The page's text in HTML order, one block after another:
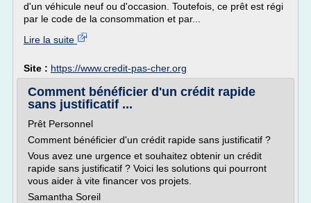
d'un véhicule neuf ou d'occasion. Toutefois, ce prêt est régi
par le code de la consommation et par...
Lire la suite
Site : https://www.credit-pas-cher.org
Comment bénéficier d'un crédit rapide
sans justificatif ...
Prêt Personnel
Comment bénéficier d'un crédit rapide sans justificatif ?
Vous avez une urgence et souhaitez obtenir un crédit
rapide sans justificatif ? Voici les solutions qui pourront
vous aider à vite financer vos projets.
Samantha Soreil